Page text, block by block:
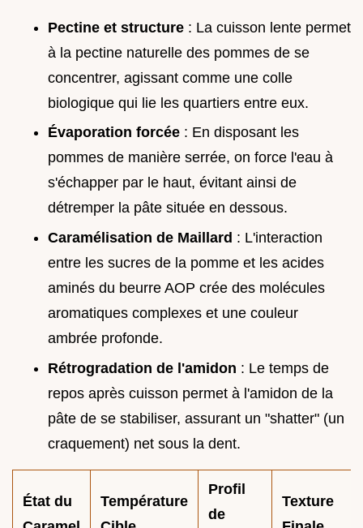
Pectine et structure : La cuisson lente permet
à la pectine naturelle des pommes de se
concentrer, agissant comme une colle
biologique qui lie les quartiers entre eux.
Évaporation forcée : En disposant les
pommes de manière serrée, on force l'eau à
s'échapper par le haut, évitant ainsi de
détremper la pâte située en dessous.
Caramélisation de Maillard : L'interaction
entre les sucres de la pomme et les acides
aminés du beurre AOP crée des molécules
aromatiques complexes et une couleur
ambrée profonde.
Rétrogradation de l'amidon : Le temps de
repos après cuisson permet à l'amidon de la
pâte de se stabiliser, assurant un "shatter" (un
craquement) net sous la dent.
État du
Température
Profil
de
Texture